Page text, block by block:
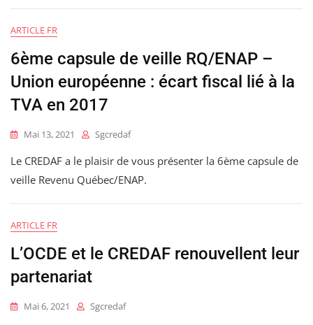
ARTICLE FR
6ème capsule de veille RQ/ENAP –
Union européenne : écart fiscal lié à la
TVA en 2017
Mai 13, 2021 Sgcredaf
Le CREDAF a le plaisir de vous présenter la 6ème capsule de
veille Revenu Québec/ENAP.
ARTICLE FR
L’OCDE et le CREDAF renouvellent leur
partenariat
Mai 6, 2021 Sgcredaf